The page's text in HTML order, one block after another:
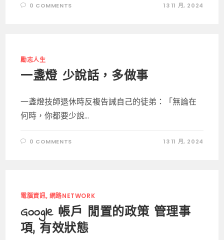
0 COMMENTS 13 11 月, 2024
勵志人生
一盞燈 少說話，多做事
一盞燈技師退休時反複告誡自己的徒弟：「無論在
何時，你都要少說...
0 COMMENTS 13 11 月, 2024
電腦資訊, 網路NETWORK
Google 帳戶 閒置的政策 管理事
項, 有效狀態